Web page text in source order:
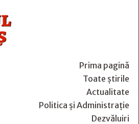
Prima pagină
Toate știrile
Actualitate
Politica și Administrație
Dezvăluiri